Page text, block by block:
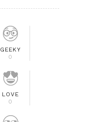
GEEKY
0
LOVE
0